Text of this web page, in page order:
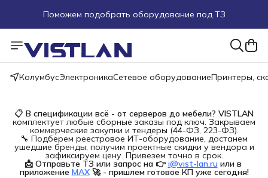
Поможем подобрать оборудование под ТЗ
Пуско-наладочные работы
Пришлите запрос на e-mail или в чат
КолумбусЭлектроникаСетевое оборудованиеПринтеры,
📋 В спецификации всё - от серверов до мебели? VISTLAN
комплектует любые сборные заказы под ключ. Закрываем
коммерческие закупки и тендеры (44-ФЗ, 223-ФЗ).
🔧 Подберем реестровое ИТ-оборудование, достанем
ушедшие бренды, получим проектные скидки у вендора и
зафиксируем цену. Привезем точно в срок.
📩 Отправьте ТЗ или запрос на 👉 i@vist-lan.ru или в
приложение MAX 🚀 - пришлем готовое КП уже сегодня!